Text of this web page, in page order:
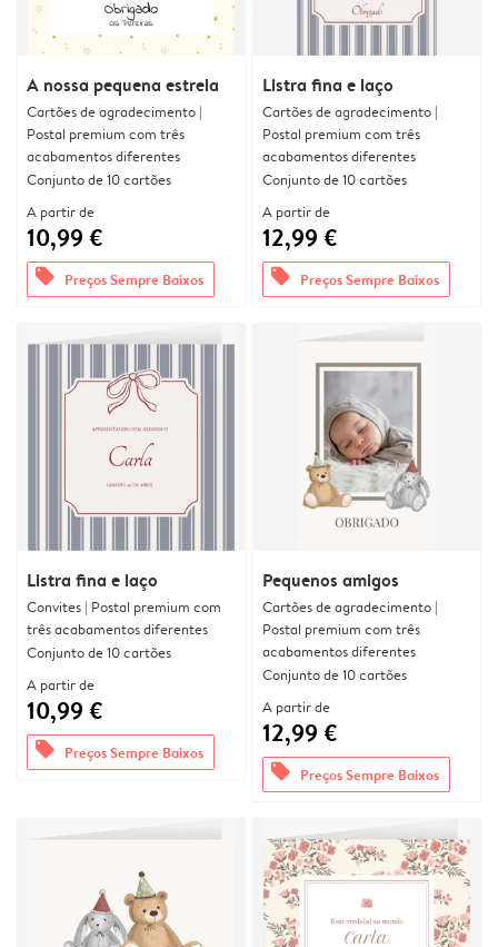
A nossa pequena estrela
Cartões de agradecimento |
Postal premium com três
acabamentos diferentes
Conjunto de 10 cartões
A partir de
10,99 €
offers Preços Sempre Baixos
Listra fina e laço
Cartões de agradecimento |
Postal premium com três
acabamentos diferentes
Conjunto de 10 cartões
A partir de
12,99 €
offers Preços Sempre Baixos
Listra fina e laço
Convites | Postal premium com
três acabamentos diferentes
Conjunto de 10 cartões
A partir de
10,99 €
offers Preços Sempre Baixos
Pequenos amigos
Cartões de agradecimento |
Postal premium com três
acabamentos diferentes
Conjunto de 10 cartões
A partir de
12,99 €
offers Preços Sempre Baixos